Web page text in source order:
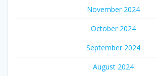
November 2024
October 2024
September 2024
August 2024